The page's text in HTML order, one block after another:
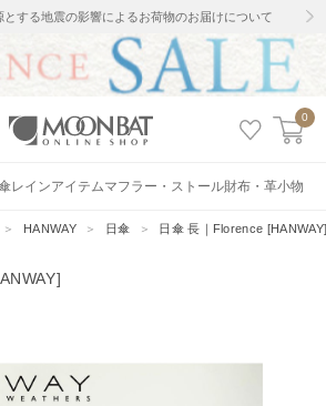
する地震の影響によるお荷物のお届けについて
0
レインアイテムマフラー・ストール財布・革小物
＞ HANWAY ＞ 日傘 ＞ 日傘 長｜Florence